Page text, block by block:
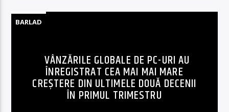
BARLAD
VÂNZĂRILE GLOBALE DE PC-URI AU
ÎNREGISTRAT CEA MAI MAI MARE
CREŞTERE DIN ULTIMELE DOUĂ DECENII
ÎN PRIMUL TRIMESTRU